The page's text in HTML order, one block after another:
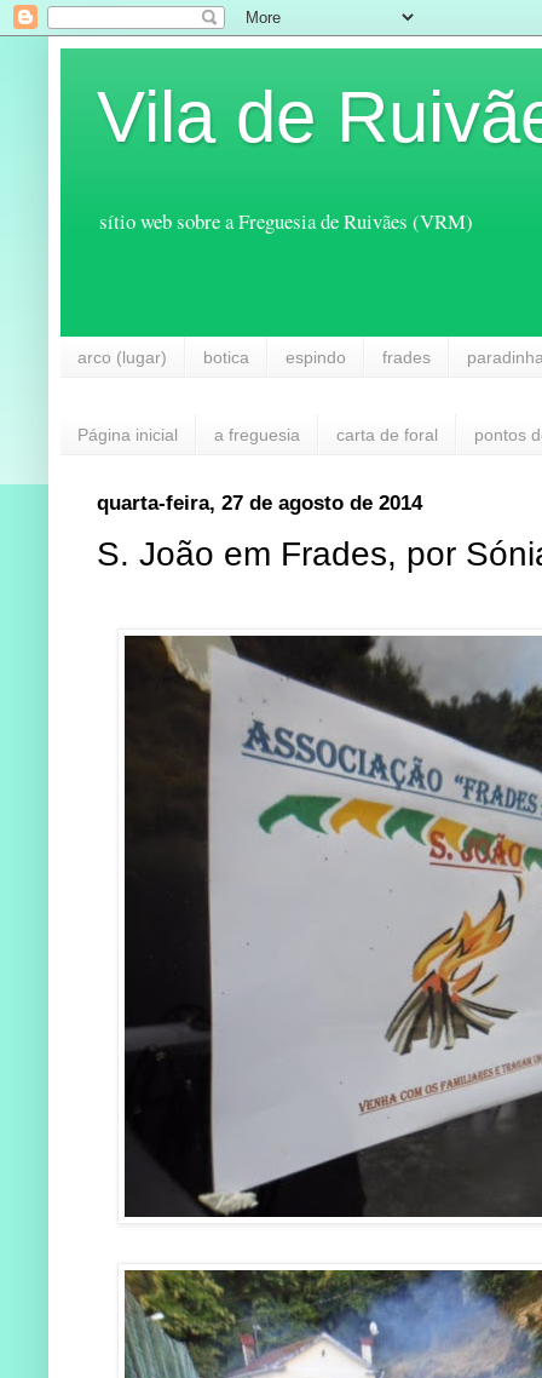
Vila de
sítio web sobre a Freguesia de Ruivães (VRM)
arco (lugar) botica espindo frades
Página inicial a freguesia carta de foral pontos
quarta-feira, 27 de agosto de 2014
S. João em Frades, por